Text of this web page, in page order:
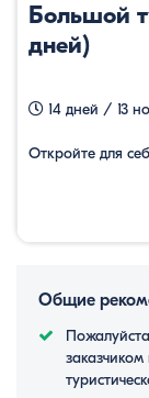
Большой
дней)
14 дней / 13
Откройте для
Общие